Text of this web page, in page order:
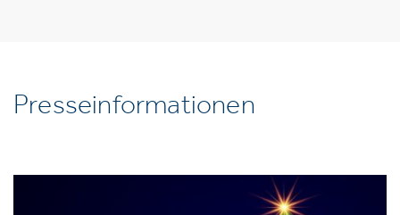
Presseinformationen